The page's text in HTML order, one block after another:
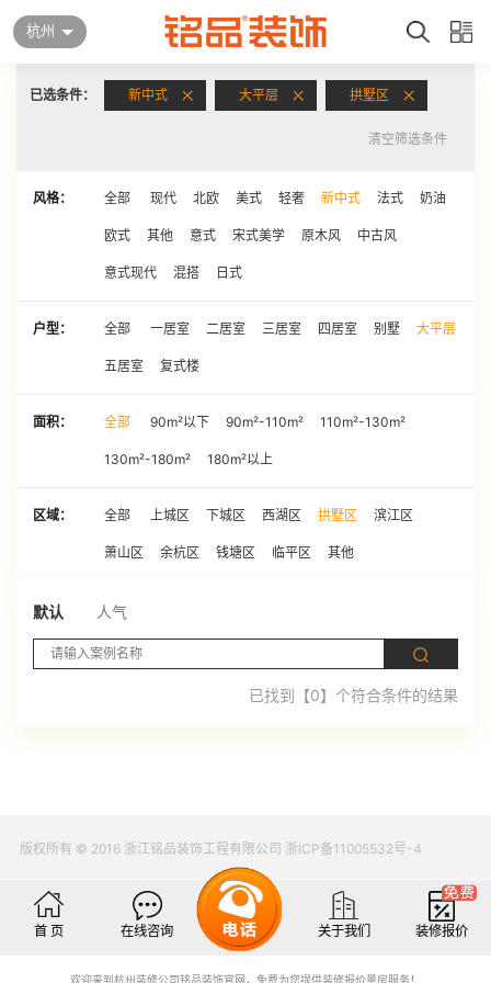
杭州
已选条件： 新中式 大平层 拱墅区
清空筛选条件
风格： 全部 现代 北欧 美式 轻奢 新中式 法式 奶油
欧式 其他 意式 宋式美学 原木风 中古风
意式现代 混搭 日式
户型： 全部 一居室 二居室 三居室 四居室 别墅 大平层
五居室 复式楼
面积： 全部 90m²以下 90m²-110m² 110m²-130m²
130m²-180m² 180m²以上
区域： 全部 上城区 下城区 西湖区 拱墅区 滨江区
萧山区 余杭区 钱塘区 临平区 其他
默认 人气
已找到【0】个符合条件的结果
版权所有 © 2016 浙江铭品装饰工程有限公司 浙ICP备11005532号-4
首 页 在线咨询 关于我们 装修报价
欢迎来到杭州装修公司铭品装饰官网，免费为您提供装修报价量房服务！